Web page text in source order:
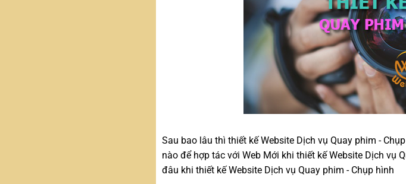
Sau bao lâu thì thiết kế Website Dịch vụ Quay phim -
nào để hợp tác với Web Mới khi thiết kế Website Dịch vụ
đâu khi thiết kế Website Dịch vụ Quay phim - Chụp hình